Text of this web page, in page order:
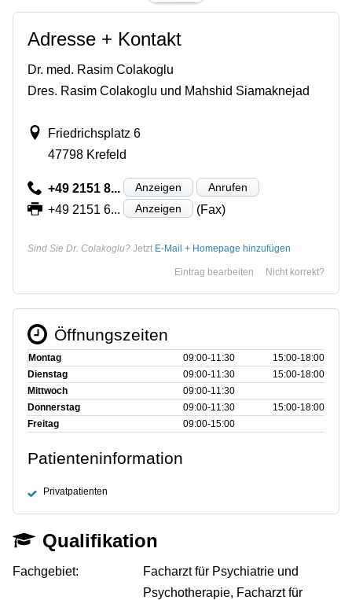
Adresse + Kontakt
Dr. med. Rasim Colakoglu
Dres. Rasim Colakoglu und Mahshid Siamaknejad
Friedrichsplatz 6
47798 Krefeld
+49 2151 8... Anzeigen Anrufen
+49 2151 6... Anzeigen (Fax)
Sind Sie Dr. Colakoglu? Jetzt E-Mail + Homepage hinzufügen
Nicht korrekt?
Eintrag bearbeiten
Öffnungszeiten
Montag 09:00‑11:30
15:00‑18:00
Dienstag
09:00‑11:30
15:00‑18:00
Mittwoch
09:00‑11:30
Donnerstag
09:00‑11:30
15:00‑18:00
Freitag
09:00‑15:00
Patienteninformation
Privatpatienten
Qualifikation
Fachgebiet:
Facharzt für Psychiatrie und
Psychotherapie, Facharzt für